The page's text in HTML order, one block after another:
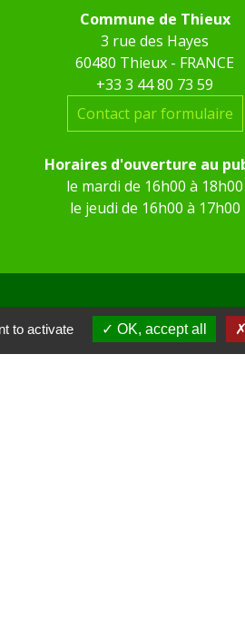
Commune de Thieux
3 rue des Hayes
60480 Thieux - FRANCE
+33 3 44 80 73 59
Contact par formulaire
Horaires d'ouverture au
le mardi de 16h00 à 18h00
le jeudi de 16h00 à 17h00
to activate OK, accept all